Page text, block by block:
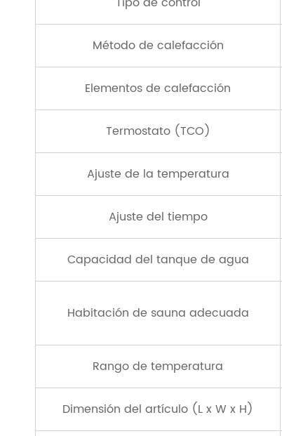
Método de calefacción
Elementos de calefacción
Termostato (TCO)
Ajuste de la temperatura
Ajuste del tiempo
Capacidad del tanque de agua
Habitación de sauna adecuada
Rango de temperatura
Dimensión del artículo (L x W x H)